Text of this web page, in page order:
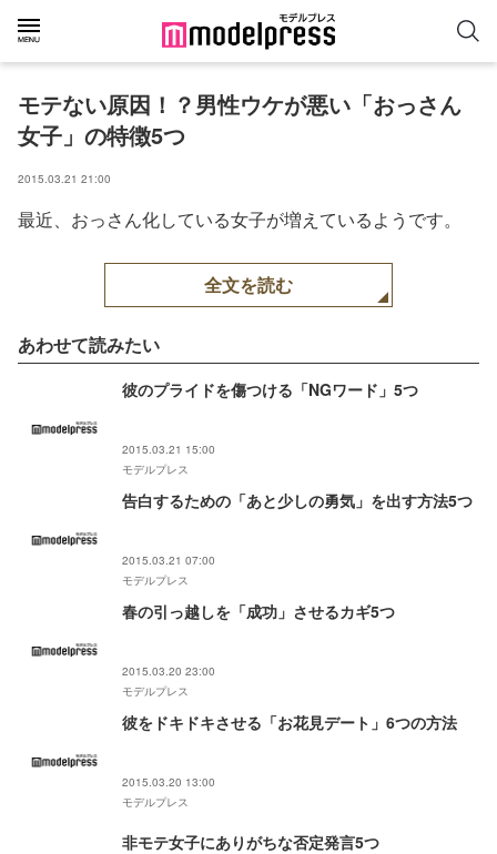
モテない原因！？男性ウケが悪い「おっさん
女子」の特徴5つ
2015.03.21 21:00
最近、おっさん化している女子が増えているようです。
全文を読む
あわせて読みたい
彼のプライドを傷つける「NGワード」5つ
2015.03.21 15:00
モデルプレス
告白するための「あと少しの勇気」を出す方法5つ
2015.03.21 07:00
モデルプレス
春の引っ越しを「成功」させるカギ5つ
2015.03.20 23:00
モデルプレス
彼をドキドキさせる「お花見デート」6つの方法
2015.03.20 13:00
モデルプレス
非モテ女子にありがちな否定発言5つ